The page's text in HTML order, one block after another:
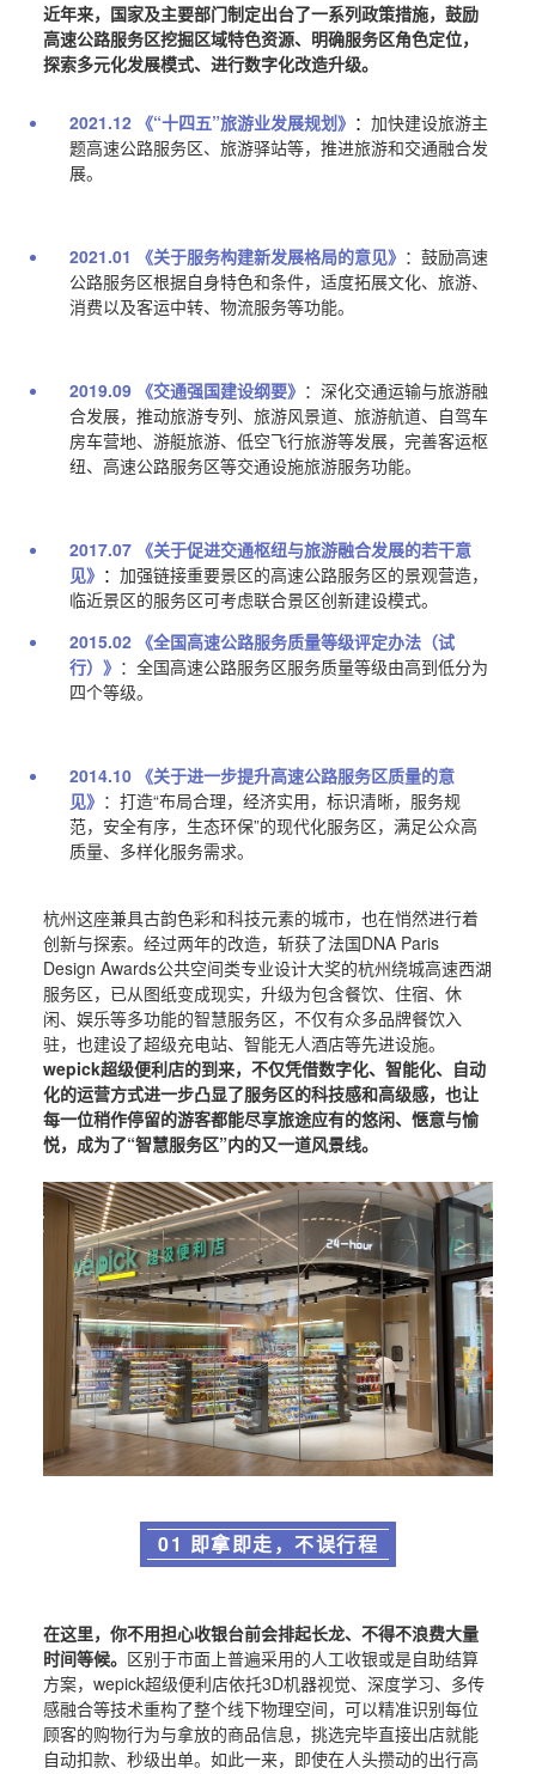
近年来，国家及主要部门制定出台了一系列政策措施，鼓励
高速公路服务区挖掘区域特色资源、明确服务区角色定位，
探索多元化发展模式、进行数字化改造升级。
2021.12 《“十四五”旅游业发展规划》 ： 加快建设旅游主
题高速公路服务区、旅游驿站等，推进旅游和交通融合发
展。
2021.01 《关于服务构建新发展格局的意见》 ： 鼓励高速
公路服务区根据自身特色和条件，适度拓展文化、旅游、
消费以及客运中转、物流服务等功能。
2019.09 《交通强国建设纲要》 ： 深化交通运输与旅游融
合发展，推动旅游专列、旅游风景道、旅游航道、自驾车
房车营地、游艇旅游、低空飞行旅游等发展，完善客运枢
纽、高速公路服务区等交通设施旅游服务功能。
2017.07 《关于促进交通枢纽与旅游融合发展的若干意
见》 ： 加强链接重要景区的高速公路服务区的景观营造，
临近景区的服务区可考虑联合景区创新建设模式。
2015.02 《全国高速公路服务质量等级评定办法（试
行）》 ： 全国高速公路服务区服务质量等级由高到低分为
四个等级。
2014.10 《关于进一步提升高速公路服务区质量的意
见》 ： 打造“布局合理，经济实用，标识清晰，服务规
范，安全有序，生态环保”的现代化服务区，满足公众高
质量、多样化服务需求。
杭州这座兼具古韵色彩和科技元素的城市，也在悄然进行着
创新与探索。经过两年的改造，斩获了法国DNA Paris
Design Awards公共空间类专业设计大奖的杭州绕城高速西湖
服务区，已从图纸变成现实，升级为包含餐饮、住宿、休
闲、娱乐等多功能的智慧服务区，不仅有众多品牌餐饮入
驻，也建设了超级充电站、智能无人酒店等先进设施。
wepick超级便利店的到来，不仅凭借数字化、智能化、自动
化的运营方式进一步凸显了服务区的科技感和高级感，也让
每一位稍作停留的游客都能尽享旅途应有的悠闲、惬意与愉
悦，成为了“智慧服务区”内的又一道风景线。
01 即拿即走，不误行程
在这里，你不用担心收银台前会排起长龙、不得不浪费大量
时间等候。 区别于市面上普遍采用的人工收银或是自助结算
方案，wepick超级便利店依托3D机器视觉、深度学习、多传
感融合等技术重构了整个线下物理空间，可以精准识别每位
顾客的购物行为与拿放的商品信息，挑选完毕直接出店就能
自动扣款、秒级出单。如此一来，即使在人头攒动的出行高